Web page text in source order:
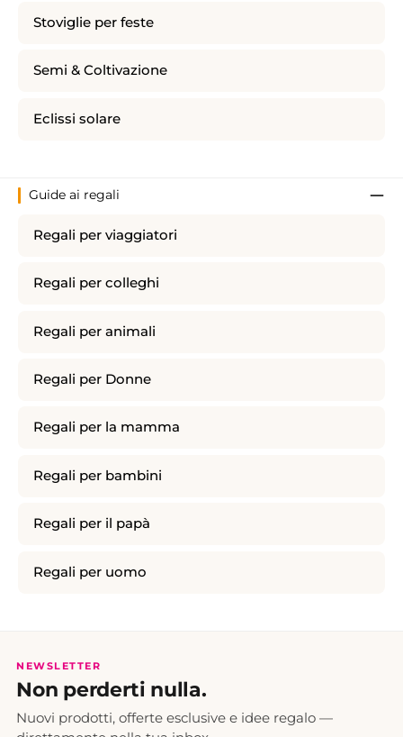
Stoviglie per feste
Semi & Coltivazione
Eclissi solare
Guide ai regali
Regali per viaggiatori
Regali per colleghi
Regali per animali
Regali per Donne
Regali per la mamma
Regali per bambini
Regali per il papà
Regali per uomo
NEWSLETTER
Non perderti nulla.
Nuovi prodotti, offerte esclusive e idee regalo —